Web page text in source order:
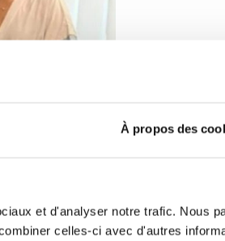
À propos des
et d'analyser notre trafic. Nous
celles-ci avec d'autres